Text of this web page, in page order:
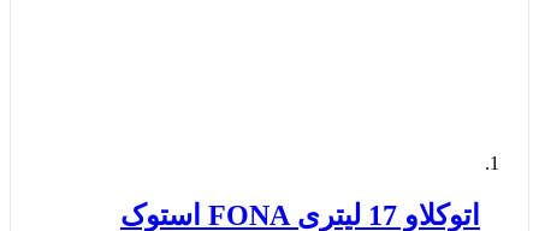
اتوکلاو 17 لیتری FONA استوک